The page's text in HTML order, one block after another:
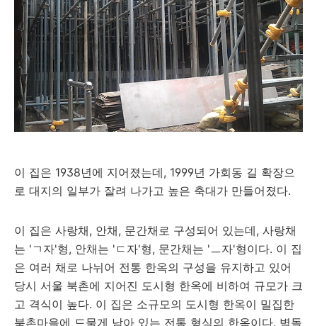
이 집은 1938년에 지어졌는데, 1999년 가회동 길 확장으
로 대지의 일부가 잘려 나가고 높은 축대가 만들어졌다.
이 집은 사랑채, 안채, 문간채로 구성되어 있는데, 사랑채
는 'ㄱ자'형, 안채는 'ㄷ자'형, 문간채는 'ㅡ자'형이다. 이 집
은 여러 채로 나뉘어 전통 한옥의 구성을 유지하고 있어
당시 서울 북촌에 지어진 도시형 한옥에 비하여 규모가 크
고 격식이 높다. 이 집은 소규모의 도시형 한옥이 밀집한
북촌마을에 드물게 남아 있는 전통 형식의 한옥이다. 벽돌